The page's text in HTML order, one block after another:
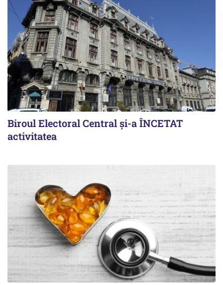
Biroul Electoral Central și-a ÎNCETAT
activitatea